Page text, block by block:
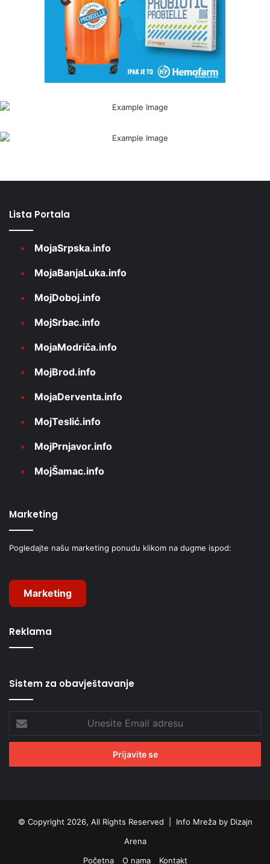
Lista Portala
MojaSrpska.info
MojaBanjaLuka.info
MojDoboj.info
MojSrbac.info
MojaModriča.info
MojBrod.info
MojaDerventa.info
MojTeslić.info
MojPrnjavor.info
MojŠamac.info
Marketing
Pogledajte našu marketing ponudu klikom na dugme ispod:
Marketing
Reklama
Sistem za obavještavanje
Email
adresu
© Copyright 2026, All Rights Reserved | Info Mreža by Dizajn
Arena
Početna
O nama Kontakt